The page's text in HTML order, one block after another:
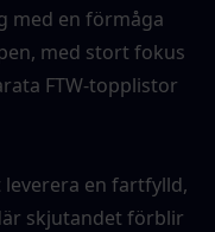
med en förmåga
med stort fokus
FTW-topplistor
en fartfylld,
skjutandet förblir